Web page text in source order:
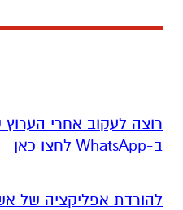
רוצה לעקוב אחרי
ב-WhatsApp לחצו כאן
להורדת אפליקציה של